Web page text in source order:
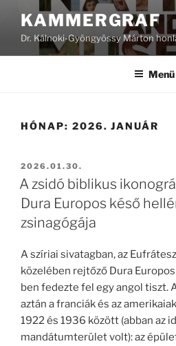
Tartalomhoz
KAMMERGRAF
Dr. Kálnoki-Gyöngyössy Márton
Menü
HÓNAP: 2026. JANUÁR
BEKÜLDVE:
2026.01.30.
A zsidó biblikus
Dura Europos késő
zsinagógája
A szíriai sivatagban, az
közelében rejtőző Dura
ben fedezte fel egy angol tiszt.
aztán a franciák és az
1922 és 1936 között (abban az
mandátumterület volt): az